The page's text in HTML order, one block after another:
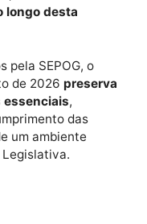
pessoal e
dúvida, segundo
feita por Camargo
fechadas
não está
ao longo desta